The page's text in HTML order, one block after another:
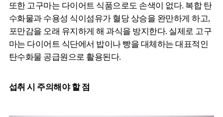
또한 고구마는 다이어트 식품으로도 손색이 없다. 복합 탄
수화물과 수용성 식이섬유가 혈당 상승을 완만하게 하고,
포만감을 오래 유지하게 해 과식을 방지한다. 실제로 고구
마는 다이어트 식단에서 밥이나 빵을 대체하는 대표적인
탄수화물 공급원으로 활용된다.
섭취 시 주의해야 할 점